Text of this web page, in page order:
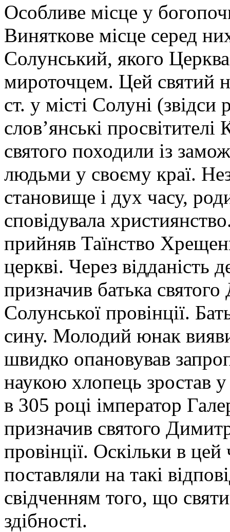
Особливе місце у
Виняткове місце серед
Солунський, якого
мироточцем. Цей святий
ст. у місті Солуні
слов’янські
святого походили із
людьми у своєму краї.
становище і дух часу,
сповідувала
прийняв Таїнство
церкві. Через відданість
призначив батька
Солунської провінції.
сину. Молодий юнак
швидко опановував
наукою хлопець зростав у
в 305 році імператор
призначив святого
провінції. Оскільки в
поставляли на такі
свідченням того, що
здібності.